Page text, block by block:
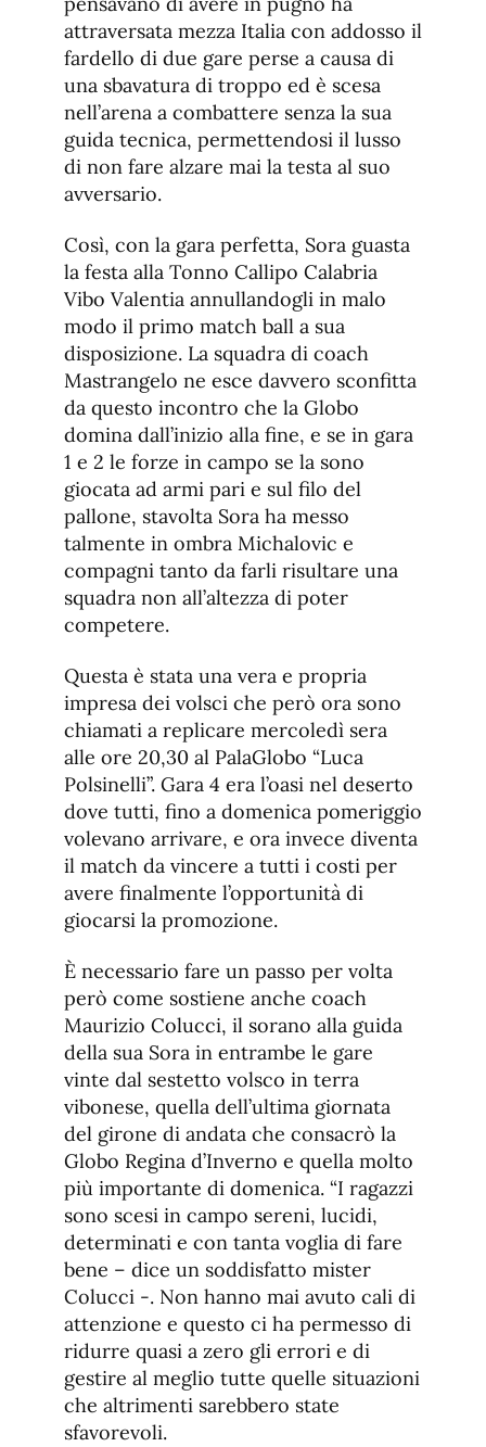
attraversata mezza Italia con addosso il
fardello di due gare perse a causa di
una sbavatura di troppo ed è scesa
nell’arena a combattere senza la sua
guida tecnica, permettendosi il lusso
di non fare alzare mai la testa al suo
avversario.
Così, con la gara perfetta, Sora guasta
la festa alla Tonno Callipo Calabria
Vibo Valentia annullandogli in malo
modo il primo match ball a sua
disposizione. La squadra di coach
Mastrangelo ne esce davvero sconfitta
da questo incontro che la Globo
domina dall’inizio alla fine, e se in gara
1 e 2 le forze in campo se la sono
giocata ad armi pari e sul filo del
pallone, stavolta Sora ha messo
talmente in ombra Michalovic e
compagni tanto da farli risultare una
squadra non all’altezza di poter
competere.
Questa è stata una vera e propria
impresa dei volsci che però ora sono
chiamati a replicare mercoledì sera
alle ore 20,30 al PalaGlobo “Luca
Polsinelli”. Gara 4 era l’oasi nel deserto
dove tutti, fino a domenica pomeriggio
volevano arrivare, e ora invece diventa
il match da vincere a tutti i costi per
avere finalmente l’opportunità di
giocarsi la promozione.
È necessario fare un passo per volta
però come sostiene anche coach
Maurizio Colucci, il sorano alla guida
della sua Sora in entrambe le gare
vinte dal sestetto volsco in terra
vibonese, quella dell’ultima giornata
del girone di andata che consacrò la
Globo Regina d’Inverno e quella molto
più importante di domenica. “I ragazzi
sono scesi in campo sereni, lucidi,
determinati e con tanta voglia di fare
bene – dice un soddisfatto mister
Colucci -. Non hanno mai avuto cali di
attenzione e questo ci ha permesso di
ridurre quasi a zero gli errori e di
gestire al meglio tutte quelle situazioni
che altrimenti sarebbero state
sfavorevoli.